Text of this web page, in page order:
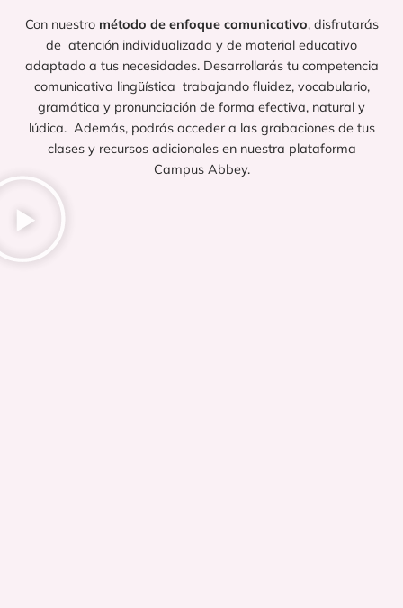
Con nuestro método de enfoque comunicativo, disfrutarás
de atención individualizada y de material educativo
adaptado a tus necesidades. Desarrollarás tu competencia
comunicativa lingüística trabajando fluidez, vocabulario,
gramática y pronunciación de forma efectiva, natural y
lúdica. Además, podrás acceder a las grabaciones de tus
clases y recursos adicionales en nuestra plataforma
Campus Abbey.